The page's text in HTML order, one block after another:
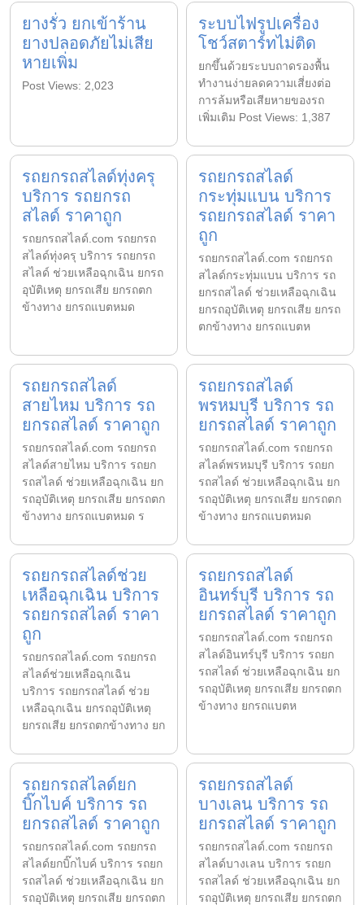
ยางรั่ว ยกเข้าร้าน
ยางปลอดภัยไม่เสีย
หายเพิ่ม
Post Views: 2,023
ระบบไฟรูปเครื่อง
โชว์สตาร์ทไม่ติด
ยกขึ้นด้วยระบบถาดรองพื้น
ทำงานง่ายลดความเสี่ยงต่อ
การล้มหรือเสียหายของรถ
เพิ่มเติม Post Views: 1,387
รถยกรถสไลด์ทุ่งครุ
บริการ รถยกรถ
สไลด์ ราคาถูก
รถยกรถสไลด์.com รถยกรถ
สไลด์ทุ่งครุ บริการ รถยกรถ
สไลด์ ช่วยเหลือฉุกเฉิน ยกรถ
อุบัติเหตุ ยกรถเสีย ยกรถตก
ข้างทาง ยกรถแบตหมด
รถยกรถสไลด์
กระทุ่มแบน บริการ
รถยกรถสไลด์ ราคา
ถูก
รถยกรถสไลด์.com รถยกรถ
สไลด์กระทุ่มแบน บริการ รถ
ยกรถสไลด์ ช่วยเหลือฉุกเฉิน
ยกรถอุบัติเหตุ ยกรถเสีย ยกรถ
ตกข้างทาง ยกรถแบตห
รถยกรถสไลด์
สายไหม บริการ รถ
ยกรถสไลด์ ราคาถูก
รถยกรถสไลด์.com รถยกรถ
สไลด์สายไหม บริการ รถยก
รถสไลด์ ช่วยเหลือฉุกเฉิน ยก
รถอุบัติเหตุ ยกรถเสีย ยกรถตก
ข้างทาง ยกรถแบตหมด ร
รถยกรถสไลด์
พรหมบุรี บริการ รถ
ยกรถสไลด์ ราคาถูก
รถยกรถสไลด์.com รถยกรถ
สไลด์พรหมบุรี บริการ รถยก
รถสไลด์ ช่วยเหลือฉุกเฉิน ยก
รถอุบัติเหตุ ยกรถเสีย ยกรถตก
ข้างทาง ยกรถแบตหมด
รถยกรถสไลด์ช่วย
เหลือฉุกเฉิน บริการ
รถยกรถสไลด์ ราคา
ถูก
รถยกรถสไลด์.com รถยกรถ
สไลด์ช่วยเหลือฉุกเฉิน
บริการ รถยกรถสไลด์ ช่วย
เหลือฉุกเฉิน ยกรถอุบัติเหตุ
ยกรถเสีย ยกรถตกข้างทาง ยก
รถยกรถสไลด์
อินทร์บุรี บริการ รถ
ยกรถสไลด์ ราคาถูก
รถยกรถสไลด์.com รถยกรถ
สไลด์อินทร์บุรี บริการ รถยก
รถสไลด์ ช่วยเหลือฉุกเฉิน ยก
รถอุบัติเหตุ ยกรถเสีย ยกรถตก
ข้างทาง ยกรถแบตห
รถยกรถสไลด์ยก
บิ๊กไบค์ บริการ รถ
ยกรถสไลด์ ราคาถูก
รถยกรถสไลด์.com รถยกรถ
สไลด์ยกบิ๊กไบค์ บริการ รถยก
รถสไลด์ ช่วยเหลือฉุกเฉิน ยก
รถอุบัติเหตุ ยกรถเสีย ยกรถตก
รถยกรถสไลด์
บางเลน บริการ รถ
ยกรถสไลด์ ราคาถูก
รถยกรถสไลด์.com รถยกรถ
สไลด์บางเลน บริการ รถยก
รถสไลด์ ช่วยเหลือฉุกเฉิน ยก
รถอุบัติเหตุ ยกรถเสีย ยกรถตก